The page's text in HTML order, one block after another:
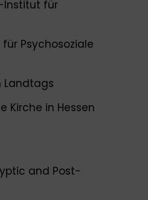
Institut für
Psychosoziale
Landtags
Kirche in Hessen
and Post-